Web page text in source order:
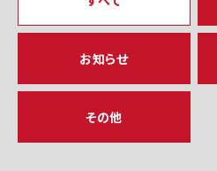
お知らせ
その他